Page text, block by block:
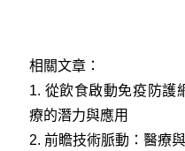
相關文章：
1. 從飲食啟動免疫防護
療的潛力與應用
2. 前瞻技術脈動：醫療